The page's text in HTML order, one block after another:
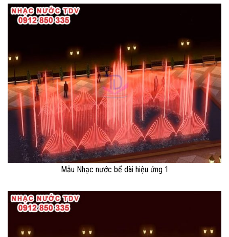
Mẫu Nhạc nước bể dài hiệu ứng 1